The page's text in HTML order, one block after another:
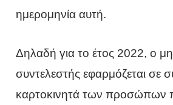
ημερομηνία αυτή.
Δηλαδή για το έτος 2022, ο
συντελεστής εφαρμόζεται σε
καρτοκινητά των προσώπων